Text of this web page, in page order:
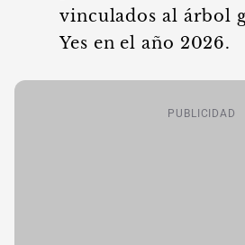
vinculados al árbol
Yes en el año 2026.
PUBLICIDAD